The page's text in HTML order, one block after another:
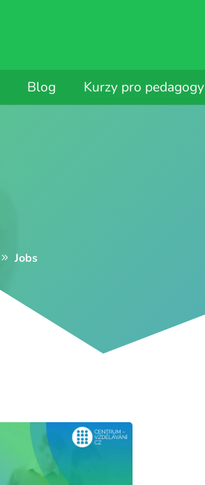
Blog Kurzy pro pedagogy
Jobs